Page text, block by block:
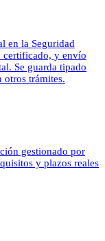
en la Seguridad
certificado, y envío
Se guarda tipado
trámites.
gestionado por
y plazos reales